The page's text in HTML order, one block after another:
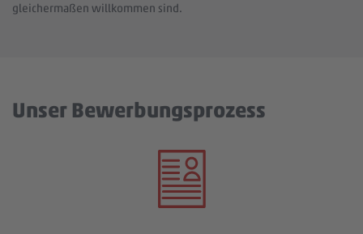
gleichermaßen willkommen sind.
Unser Bewerbungsprozess